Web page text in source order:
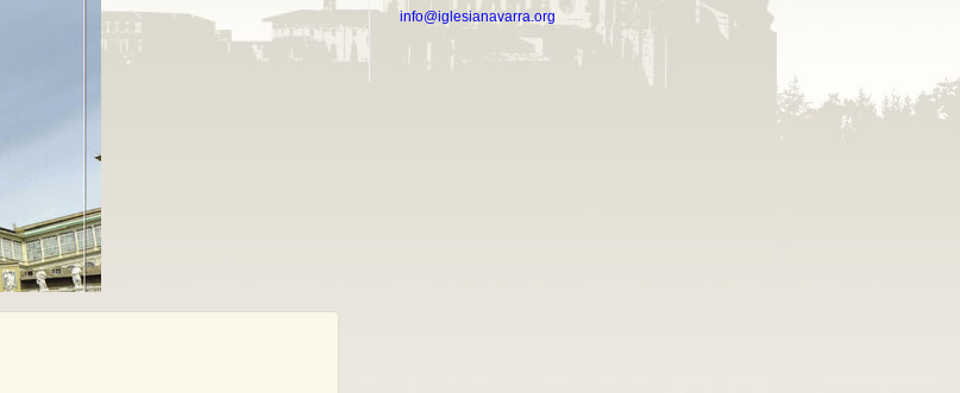
info@iglesianavarra.org